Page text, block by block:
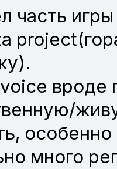
часть игры
вроде
много